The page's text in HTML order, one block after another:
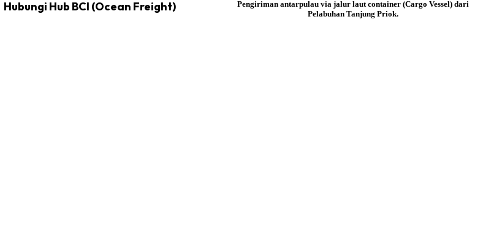
Hubungi Hub BCI (Ocean Freight)
Pengiriman antarpulau via jalur laut container (Cargo Vessel) dari
Pelabuhan Tanjung Priok.